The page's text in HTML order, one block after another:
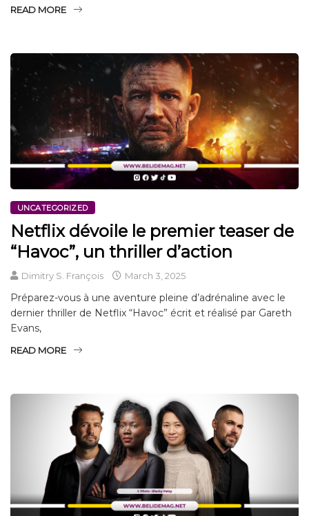
READ MORE
UNCATEGORIZED
Netflix dévoile le premier teaser de
“Havoc”, un thriller d’action
Dimitry S. François March 3, 2025
Préparez-vous à une aventure pleine d’adrénaline avec le
dernier thriller de Netflix “Havoc” écrit et réalisé par Gareth
Evans,
READ MORE